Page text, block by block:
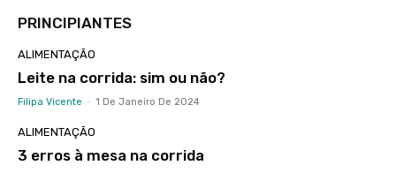
PRINCIPIANTES
ALIMENTAÇÃO
Leite na corrida: sim ou não?
Filipa Vicente - 1 De Janeiro De 2024
ALIMENTAÇÃO
3 erros à mesa na corrida